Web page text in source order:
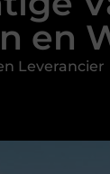
en
Leverancier